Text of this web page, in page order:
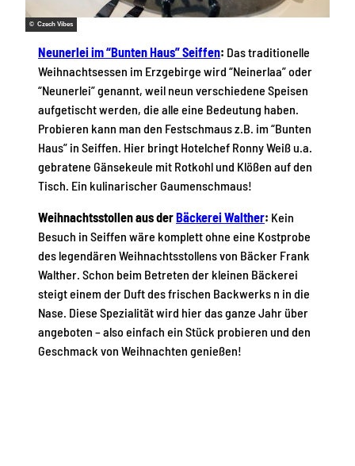
© Czech Vibes
Neunerlei im “Bunten Haus” Seiffen: Das traditionelle
Weihnachtsessen im Erzgebirge wird “Neinerlaa” oder
“Neunerlei” genannt, weil neun verschiedene Speisen
aufgetischt werden, die alle eine Bedeutung haben.
Probieren kann man den Festschmaus z.B. im “Bunten
Haus” in Seiffen. Hier bringt Hotelchef Ronny Weiß u.a.
gebratene Gänsekeule mit Rotkohl und Klößen auf den
Tisch. Ein kulinarischer Gaumenschmaus!
Weihnachtsstollen aus derBäckerei Walther: Kein
Besuch in Seiffen wäre komplett ohne eine Kostprobe
des legendären Weihnachtsstollens von Bäcker Frank
Walther. Schon beim Betreten der kleinen Bäckerei
steigt einem der Duft des frischen Backwerks n in die
Nase. Diese Spezialität wird hier das ganze Jahr über
angeboten – also einfach ein Stück probieren und den
Geschmack von Weihnachten genießen!